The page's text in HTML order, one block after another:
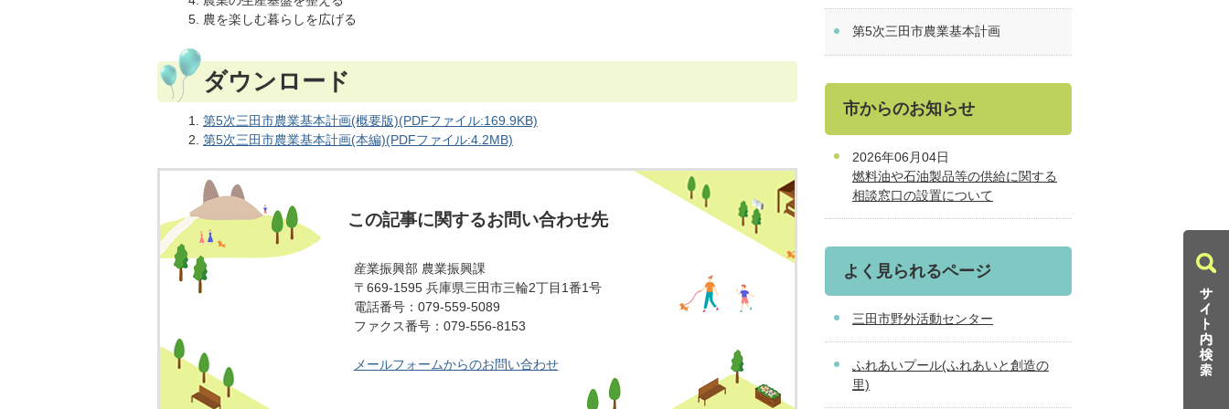
農を楽しむ暮らしを広げる
ダウンロード
第5次三田市農業基本計画(概要版)(PDFファイル:169.9KB)
第5次三田市農業基本計画(本編)(PDFファイル:4.2MB)
この記事に関するお問い合わせ先
産業振興部 農業振興課
〒669-1595 兵庫県三田市三輪2丁目1番1号
電話番号：079-559-5089
ファクス番号：079-556-8153
メールフォームからのお問い合わせ
第5次三田市農業基本計画
市からのお知らせ
2026年06月04日
燃料油や石油製品等の供給に関する
相談窓口の設置について
よく見られるページ
三田市野外活動センター
ふれあいプール(ふれあいと創造の
里)